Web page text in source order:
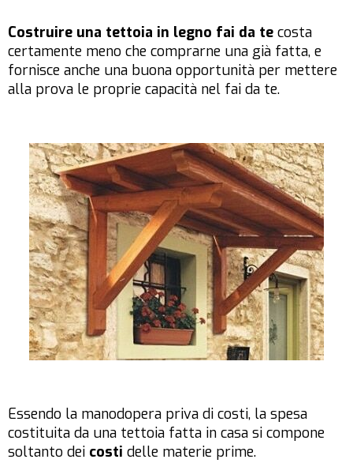
Costruire una tettoia in legno fai da te costa
certamente meno che comprarne una già fatta, e
fornisce anche una buona opportunità per mettere
alla prova le proprie capacità nel fai da te.
Essendo la manodopera priva di costi, la spesa
costituita da una tettoia fatta in casa si compone
soltanto dei costi delle materie prime.